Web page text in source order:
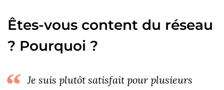
Êtes-vous content du réseau
? Pourquoi ?
Je suis plutôt satisfait pour plusieurs